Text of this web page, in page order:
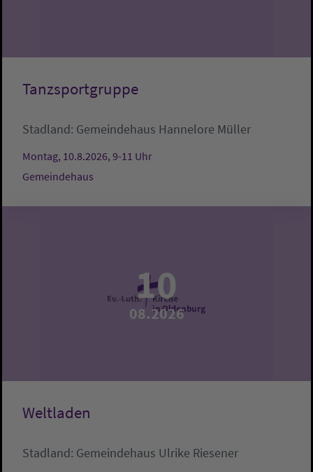
Tanzsportgruppe
Stadland: Gemeindehaus Hannelore Müller
Montag, 10.8.2026, 9-11 Uhr
Gemeindehaus
10
08.2026
Weltladen
Stadland: Gemeindehaus Ulrike Riesener